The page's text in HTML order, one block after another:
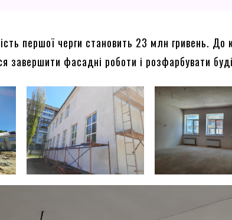
першої черги становить 23 млн гривень. До
завершити фасадні роботи і розфарбувати